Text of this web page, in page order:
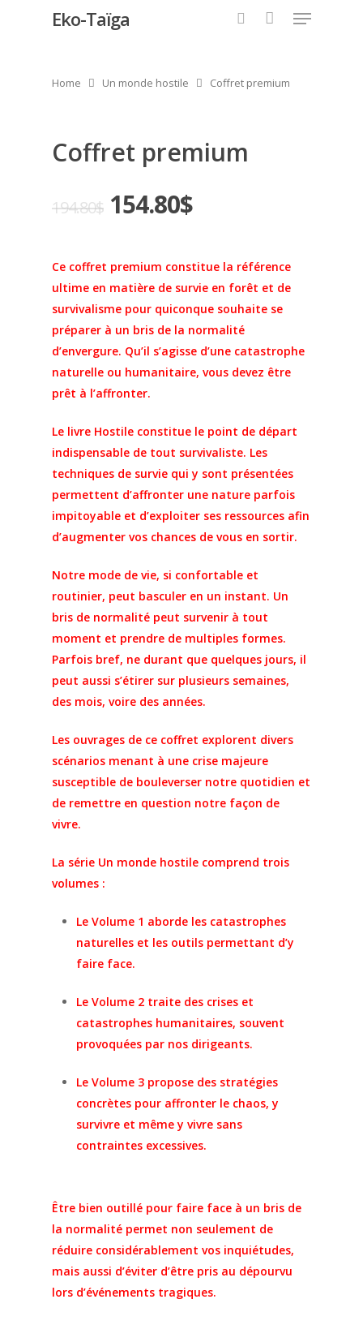
Eko-Taïga
Home Un monde hostile Coffret premium
Coffret premium
194.80$ 154.80$
Ce coffret premium constitue la référence
ultime en matière de survie en forêt et de
survivalisme pour quiconque souhaite se
préparer à un bris de la normalité
d’envergure. Qu’il s’agisse d’une catastrophe
naturelle ou humanitaire, vous devez être
prêt à l’affronter.
Le livre Hostile constitue le point de départ
indispensable de tout survivaliste. Les
techniques de survie qui y sont présentées
permettent d’affronter une nature parfois
impitoyable et d’exploiter ses ressources afin
d’augmenter vos chances de vous en sortir.
Notre mode de vie, si confortable et
routinier, peut basculer en un instant. Un
bris de normalité peut survenir à tout
moment et prendre de multiples formes.
Parfois bref, ne durant que quelques jours, il
peut aussi s’étirer sur plusieurs semaines,
des mois, voire des années.
Les ouvrages de ce coffret explorent divers
scénarios menant à une crise majeure
susceptible de bouleverser notre quotidien et
de remettre en question notre façon de
vivre.
La série Un monde hostile comprend trois
volumes :
Le Volume 1 aborde les catastrophes
naturelles et les outils permettant d’y
faire face.
Le Volume 2 traite des crises et
catastrophes humanitaires, souvent
provoquées par nos dirigeants.
Le Volume 3 propose des stratégies
concrètes pour affronter le chaos, y
survivre et même y vivre sans
contraintes excessives.
Être bien outillé pour faire face à un bris de
la normalité permet non seulement de
réduire considérablement vos inquiétudes,
mais aussi d’éviter d’être pris au dépourvu
lors d’événements tragiques.
Boutique-Shop
Hostile
Un monde hostile
Art de se défendre
Magnetik Top
Blog
Hostile
efficacement – Le
survie en milieu
Autocab
Commande –
account
Nous joindre –